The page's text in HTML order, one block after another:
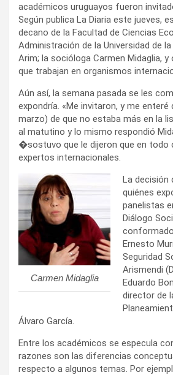
académicos uruguayos fueron
Según publica La Diaria este jueves,
decano de la Facultad de Ciencias
Administración de la Universidad de la
Arim; la socióloga Carmen Midaglia,
que trabajan en organismos
Aún así, la semana pasada se les
expondría. «Me invitaron, y me enteré
marzo) de que no estaba más en la
al matutino y lo mismo respondió
�sostuvo que le dijeron que en todo
expertos internacionales.
Carmen Midaglia
La decisión
quiénes
panelistas
Diálogo
Ernesto
Seguridad
Arismendi
Eduardo
director de
Álvaro García.
Entre los académicos se especula
razones son las diferencias
respecto a algunos temas. Por